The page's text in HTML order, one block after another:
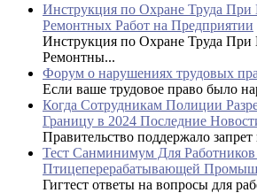
Инструкция по Охране Труда При
Ремонтных Работ на Предприятии
Инструкция по Охране Труда При
Ремонтны...
Форум о нарушениях трудовых
Если ваше трудовое право было
Когда Сотрудникам Полиции
Границу в 2024 Последние
Правительство поддержало
Тест Санминимум Для
Птицеперерабатывающей
Гигтест ответы на вопросы для